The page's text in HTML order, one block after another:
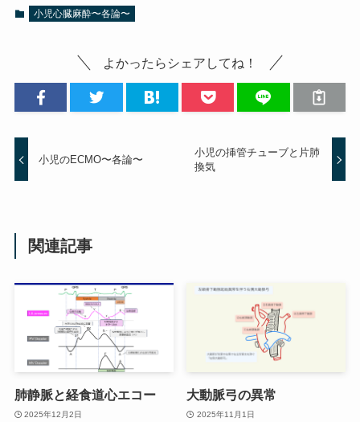
小児心臓麻酔〜各論〜
よかったらシェアしてね！
小児のECMO〜各論〜
小児の挿管チューブと片肺
換気
関連記事
肺静脈と経食道心エコー
2025年12月2日
大動脈弓の異常
2025年11月1日